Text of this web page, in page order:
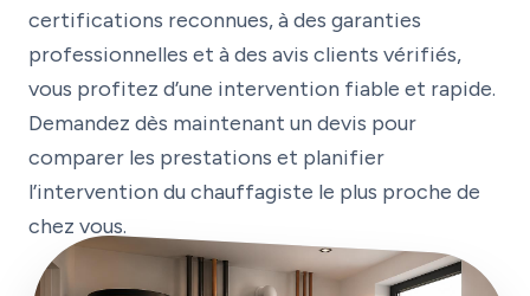
certifications reconnues, à des garanties
professionnelles et à des avis clients vérifiés,
vous profitez d’une intervention fiable et rapide.
Demandez dès maintenant un devis pour
comparer les prestations et planifier
l’intervention du chauffagiste le plus proche de
chez vous.